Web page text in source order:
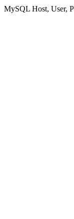
MySQL Host, User,